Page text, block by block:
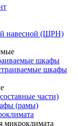
навесной (ЩРН)
шкафы
шкафы
части)
(рамы)
микроклимата